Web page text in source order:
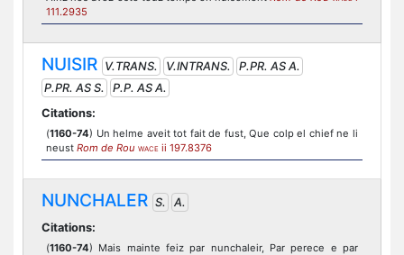
111.2935
NUISIR V.TRANS. V.INTRANS.
P.PR. AS A.
P.PR. AS S.
P.P. AS A.
Citations:
(1160-74) Un helme aveit tot fait de fust, Que colp el chief ne li
neust Rom de Rou WACE ii 197.8376
NUNCHALER S.
A.
Citations:
(1160-74) Mais mainte feiz par nunchaleir, Par perece e par